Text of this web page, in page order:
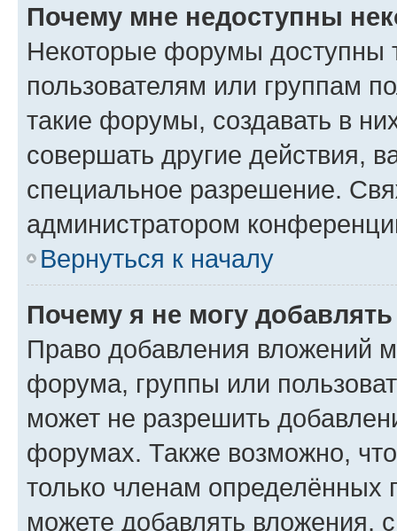
Почему мне недоступны
Некоторые форумы доступны
пользователям или группам
такие форумы, создавать в
совершать другие действия,
специальное разрешение.
администратором
Вернуться к началу
Почему я не могу
Право добавления вложений
форума, группы или
может не разрешить
форумах. Также возможно,
только членам определённых
можете добавлять вложения,